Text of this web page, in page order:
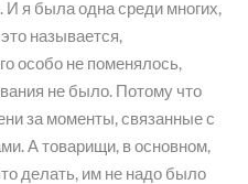
И я была одна среди многих,
называется,
особо не поменялось,
не было. Потому что
за моменты, связанные с
А товарищи, в основном,
делать, им не надо было